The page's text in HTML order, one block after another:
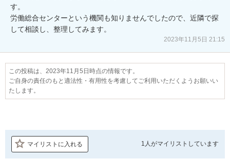
す。
労働総合センターという機関も知りませんでしたので、近隣で探
して相談し、整理してみます。
2023年11月5日 21:15
この投稿は、2023年11月5日時点の情報です。
ご自身の責任のもと適法性・有用性を考慮してご利用いただくようお願いい
たします。
マイリストに入れる 1人がマイリストしています